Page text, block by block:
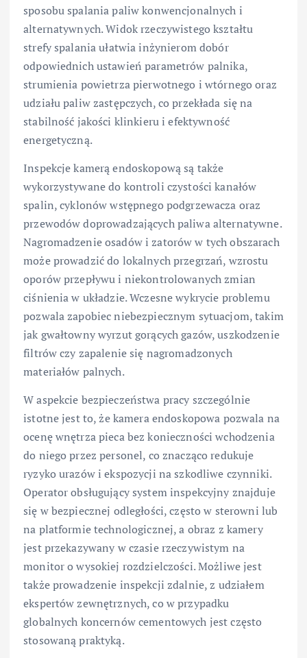
sposobu spalania paliw konwencjonalnych i
alternatywnych. Widok rzeczywistego kształtu
strefy spalania ułatwia inżynierom dobór
odpowiednich ustawień parametrów palnika,
strumienia powietrza pierwotnego i wtórnego oraz
udziału paliw zastępczych, co przekłada się na
stabilność jakości klinkieru i efektywność
energetyczną.
Inspekcje kamerą endoskopową są także
wykorzystywane do kontroli czystości kanałów
spalin, cyklonów wstępnego podgrzewacza oraz
przewodów doprowadzających paliwa alternatywne.
Nagromadzenie osadów i zatorów w tych obszarach
może prowadzić do lokalnych przegrzań, wzrostu
oporów przepływu i niekontrolowanych zmian
ciśnienia w układzie. Wczesne wykrycie problemu
pozwala zapobiec niebezpiecznym sytuacjom, takim
jak gwałtowny wyrzut gorących gazów, uszkodzenie
filtrów czy zapalenie się nagromadzonych
materiałów palnych.
W aspekcie bezpieczeństwa pracy szczególnie
istotne jest to, że kamera endoskopowa pozwala na
ocenę wnętrza pieca bez konieczności wchodzenia
do niego przez personel, co znacząco redukuje
ryzyko urazów i ekspozycji na szkodliwe czynniki.
Operator obsługujący system inspekcyjny znajduje
się w bezpiecznej odległości, często w sterowni lub
na platformie technologicznej, a obraz z kamery
jest przekazywany w czasie rzeczywistym na
monitor o wysokiej rozdzielczości. Możliwe jest
także prowadzenie inspekcji zdalnie, z udziałem
ekspertów zewnętrznych, co w przypadku
globalnych koncernów cementowych jest często
stosowaną praktyką.